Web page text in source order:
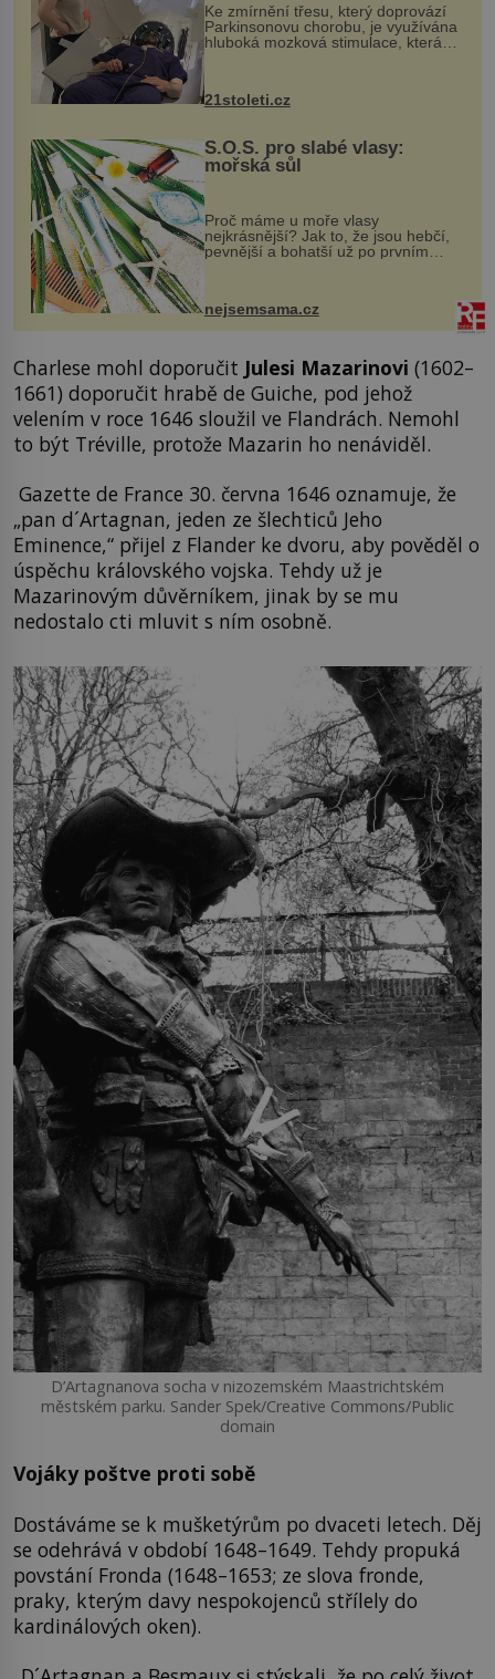
Ke zmírnění třesu, který doprovází
Parkinsonovu chorobu, je využívána
hluboká mozková stimulace, která
však vyžaduje vysoce invazivní
k dostatečně přesnému zacílení ...
21stoleti.cz
S.O.S. pro slabé vlasy:
mořská sůl
Proč máme u moře vlasy
nejkrásnější? Jak to, že jsou hebčí,
pevnější a bohatší už po prvním
vlasy. ...
nejsemsama.cz
Charlese mohl doporučit Julesi Mazarinovi (1602–
1661) doporučit hrabě de Guiche, pod jehož
velením v roce 1646 sloužil ve Flandrách. Nemohl
to být Tréville, protože Mazarin ho nenáviděl.
Gazette de France 30. června 1646 oznamuje, že
„pan d´Artagnan, jeden ze šlechticů Jeho
Eminence,“ přijel z Flander ke dvoru, aby pověděl o
úspěchu královského vojska. Tehdy už je
Mazarinovým důvěrníkem, jinak by se mu
nedostalo cti mluvit s ním osobně.
D’Artagnanova socha v nizozemském Maastrichtském
městském parku. Sander Spek/Creative Commons/Public
domain
Vojáky poštve proti sobě
Dostáváme se k mušketýrům po dvaceti letech. Děj
se odehrává v období 1648–1649. Tehdy propuká
povstání Fronda (1648–1653; ze slova fronde,
praky, kterým davy nespokojenců střílely do
kardinálových oken).